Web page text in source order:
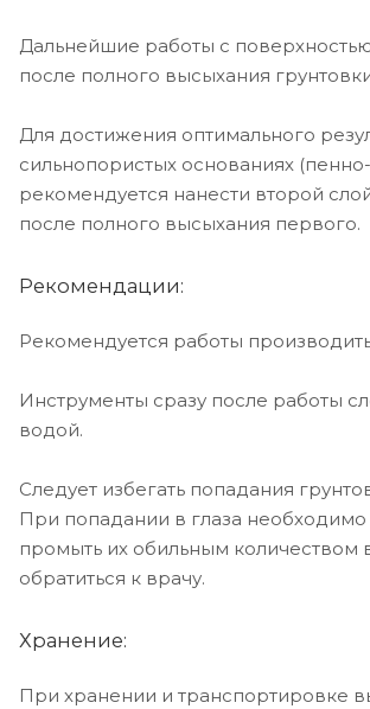
Дальнейшие работы с
после полного высыхания
Для достижения оптимального
сильнопористых основаниях (пенно-
рекомендуется нанести второй
после полного высыхания первого.
Рекомендации:
Рекомендуется работы
Инструменты сразу после работы
водой.
Следует избегать попадания
При попадании в глаза
промыть их обильным количеством
обратиться к врачу.
Хранение:
При хранении и транспортировке